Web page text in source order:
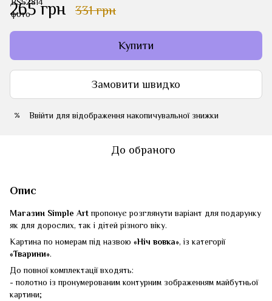
265 грн 331 грн
Купити
Замовити швидко
% Ввійти для відображення накопичувальної знижки
До обраного
Опис
Магазин Simple Artпропонує розглянути варіант для подарунку
як для дорослих, так і дітей різного віку.
Картина по номерам під назвою «Ніч вовка», із категорії
«Тварини».
До повної комплектації входять:
- полотно із пронумерованим контурним зображенням майбутньої
картини;